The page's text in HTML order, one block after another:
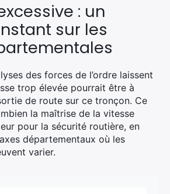
: un
sur les
des forces de l’ordre laissent
trop élevée pourrait être à
de route sur ce tronçon. Ce
la maîtrise de la vitesse
pour la sécurité routière, en
départementaux où les
varier.